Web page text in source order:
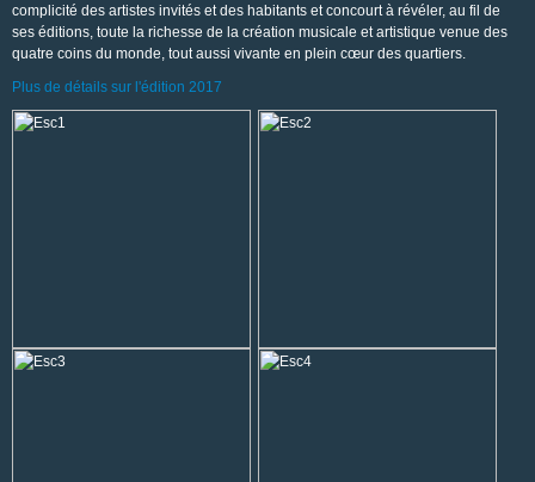
complicité des artistes invités et des habitants et concourt à révéler, au fil de
ses éditions, toute la richesse de la création musicale et artistique venue des
quatre coins du monde, tout aussi vivante en plein cœur des quartiers.
Plus de détails sur l'édition 2017